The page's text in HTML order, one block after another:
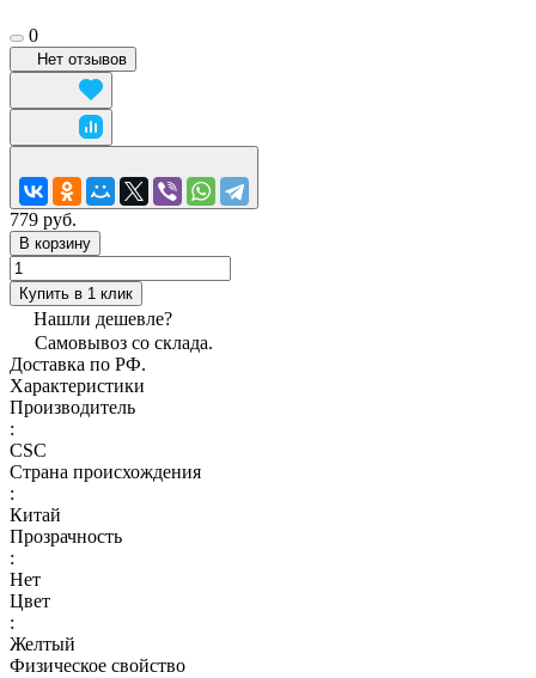
0
Нет отзывов
779 руб.
В корзину
Купить в 1 клик
Нашли дешевле?
Самовывоз со склада.
Доставка по РФ.
Характеристики
Производитель
:
CSC
Страна происхождения
:
Китай
Прозрачность
:
Нет
Цвет
:
Желтый
Физическое свойство